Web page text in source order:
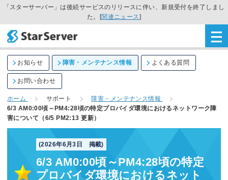
「スターサーバー」は後続サービスのリリースに伴い、新規受付を終了しまし
た。[関連ニュース]
お知らせ 障害・メンテナンス情報 よくある質問
お問い合わせ
ホーム サポート
障害・メンテナンス情報
6/3 AM0:00頃～PM4:28頃の特定プロバイダ環境におけるネットワーク障
害について（6/5 PM2:13 更新）
(2026年6月3日 掲載)
6/3 AM0:00頃～PM4:28頃の特定
プロバイダ環境におけるネット